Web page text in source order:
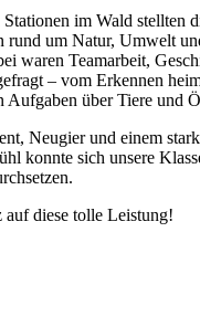
im Wald stellten
rund um Natur, Umwelt
waren Teamarbeit,
– vom Erkennen
Aufgaben über Tiere und
Neugier und einem
konnte sich unsere
auf diese tolle Leistung!